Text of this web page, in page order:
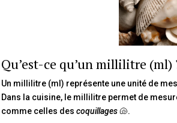
Qu’est-ce qu’un millilitre (ml)
Un millilitre (ml) représente une unité de
Dans la cuisine, le millilitre permet de
comme celles des coquillages🐚.